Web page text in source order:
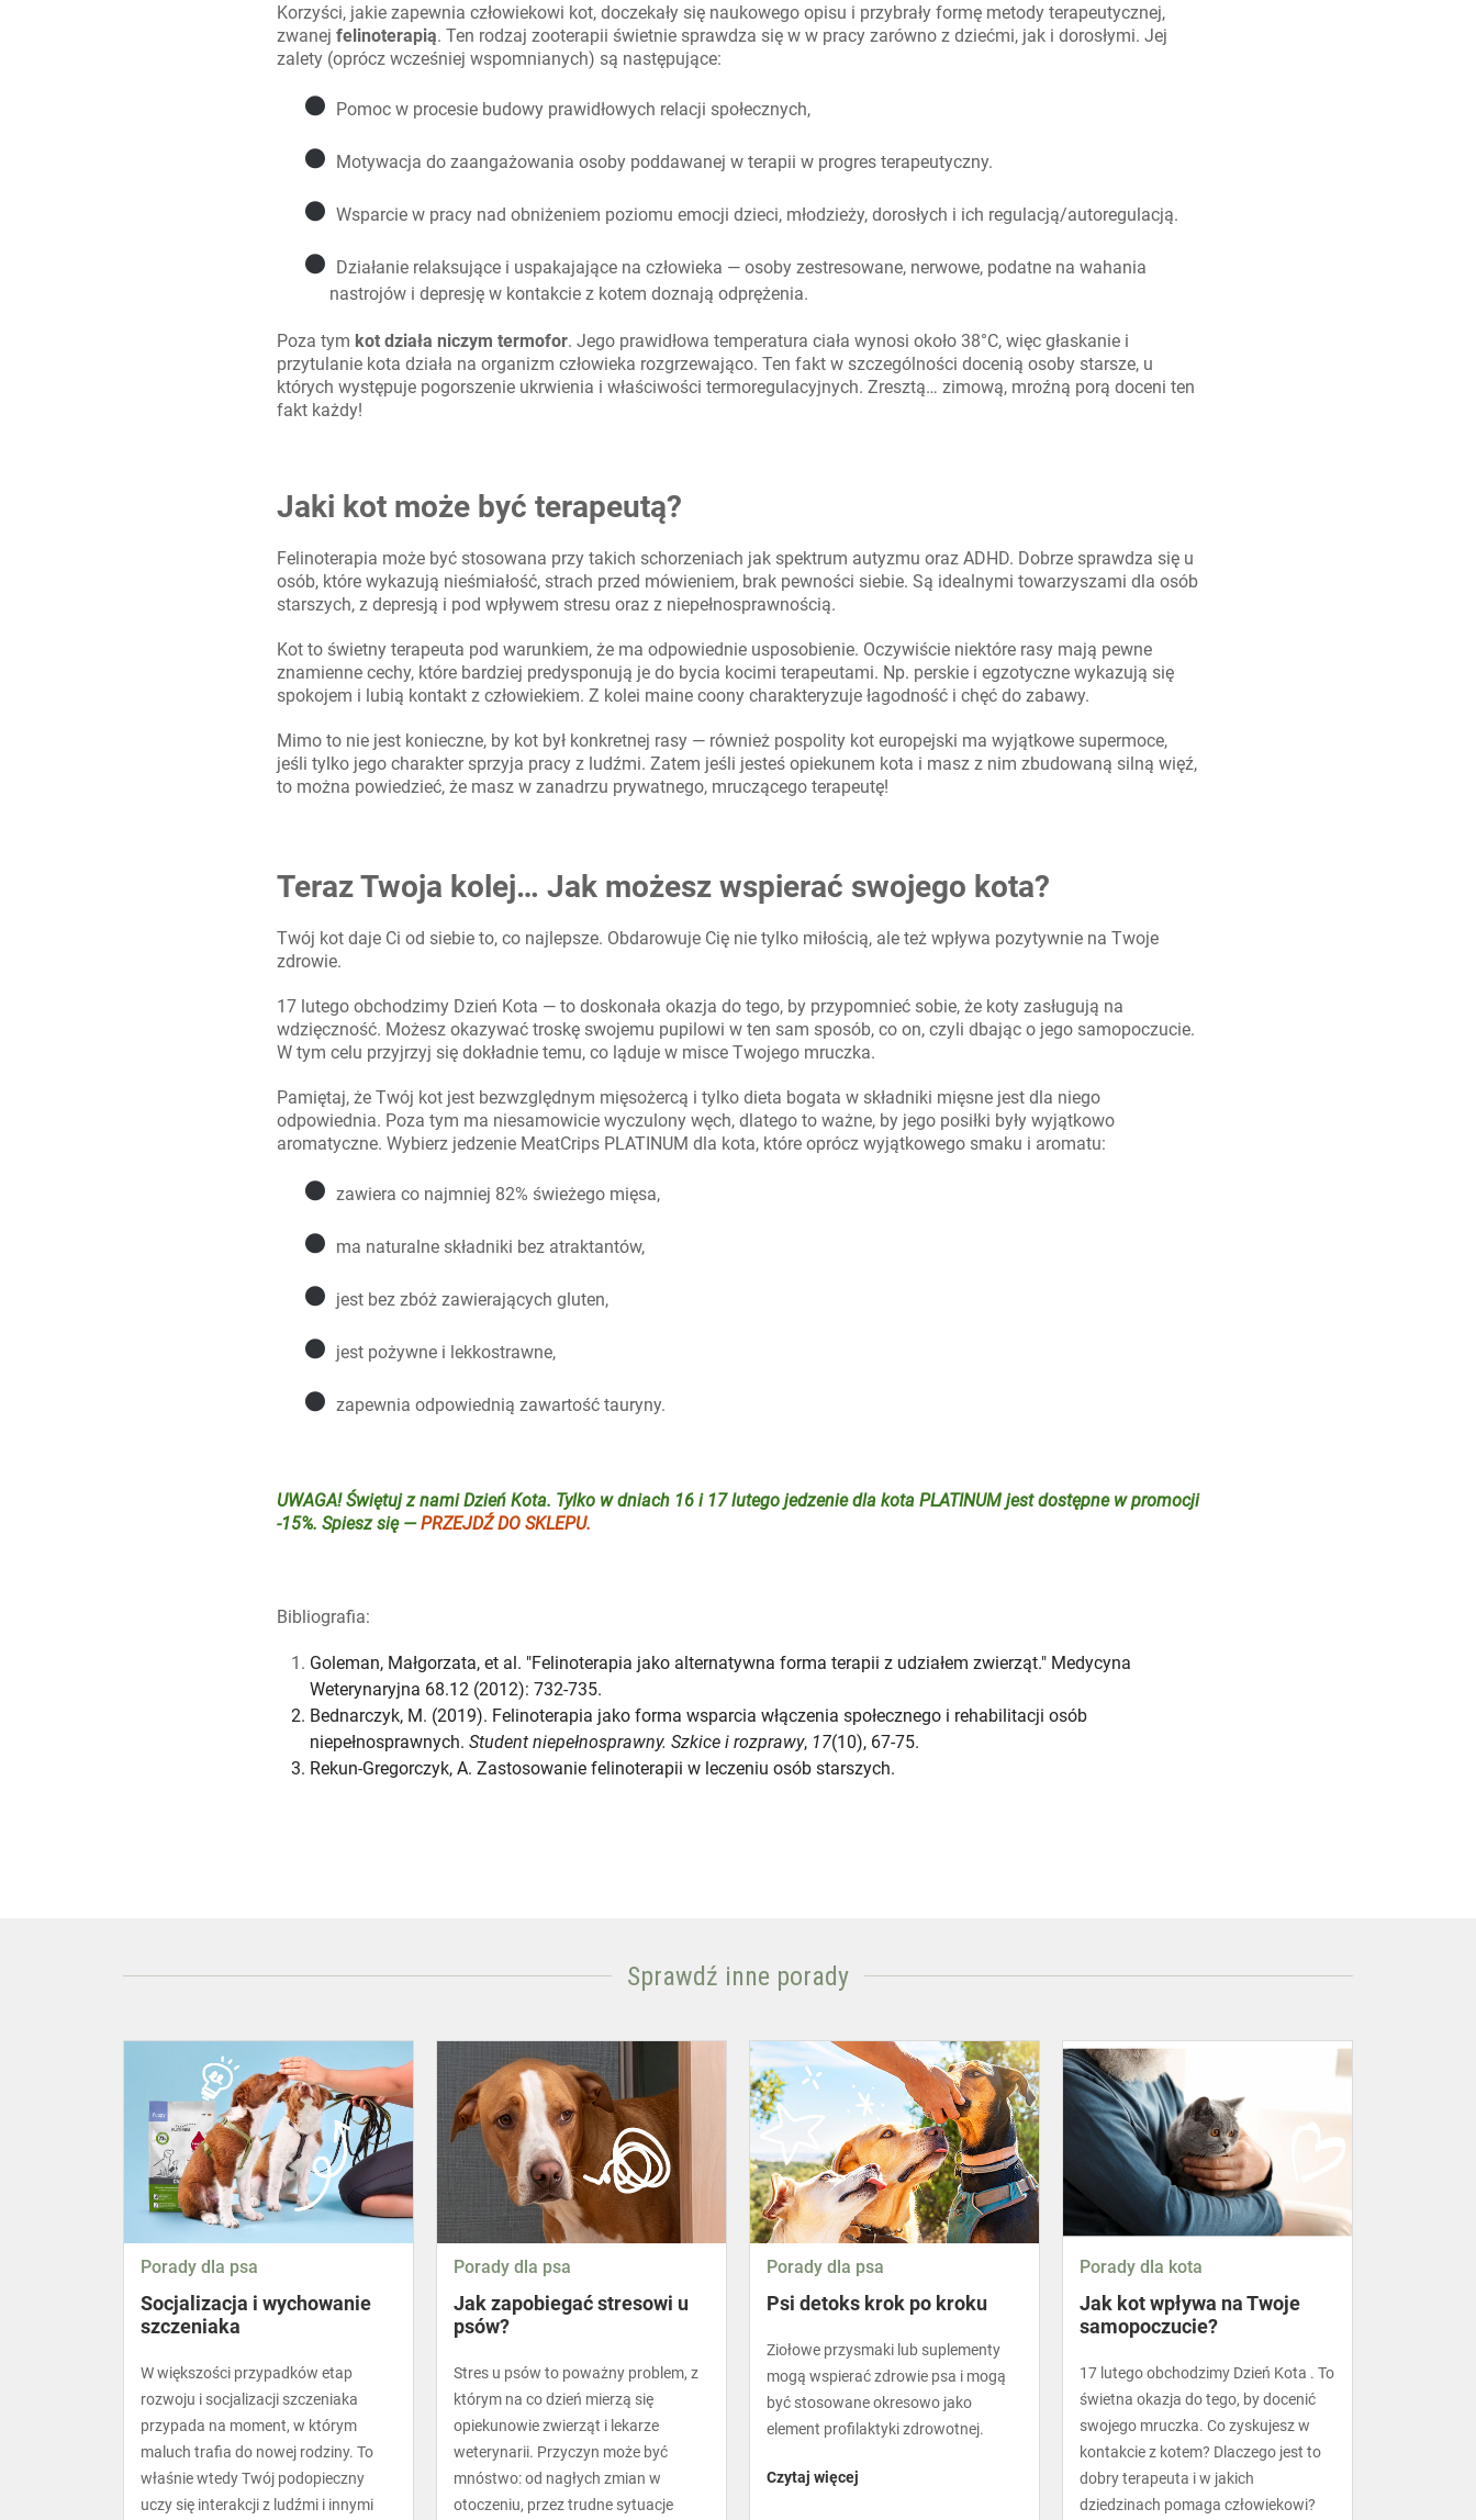
Korzyści, jakie zapewnia człowiekowi kot, doczekały się naukowego opisu i przybrały formę metody terapeutycznej,
zwanej felinoterapią. Ten rodzaj zooterapii świetnie sprawdza się w w pracy zarówno z dziećmi, jak i dorosłymi. Jej
zalety (oprócz wcześniej wspomnianych) są następujące:
● Pomoc w procesie budowy prawidłowych relacji społecznych,
● Motywacja do zaangażowania osoby poddawanej w terapii w progres terapeutyczny.
● Wsparcie w pracy nad obniżeniem poziomu emocji dzieci, młodzieży, dorosłych i ich regulacją/autoregulacją.
● Działanie relaksujące i uspakajające na człowieka — osoby zestresowane, nerwowe, podatne na wahania
nastrojów i depresję w kontakcie z kotem doznają odprężenia.
Poza tym kot działa niczym termofor. Jego prawidłowa temperatura ciała wynosi około 38°C, więc głaskanie i
przytulanie kota działa na organizm człowieka rozgrzewająco. Ten fakt w szczególności docenią osoby starsze, u
których występuje pogorszenie ukrwienia i właściwości termoregulacyjnych. Zresztą… zimową, mroźną porą doceni ten
fakt każdy!
Jaki kot może być terapeutą?
Felinoterapia może być stosowana przy takich schorzeniach jak spektrum autyzmu oraz ADHD. Dobrze sprawdza się u
osób, które wykazują nieśmiałość, strach przed mówieniem, brak pewności siebie. Są idealnymi towarzyszami dla osób
starszych, z depresją i pod wpływem stresu oraz z niepełnosprawnością.
Kot to świetny terapeuta pod warunkiem, że ma odpowiednie usposobienie. Oczywiście niektóre rasy mają pewne
znamienne cechy, które bardziej predysponują je do bycia kocimi terapeutami. Np. perskie i egzotyczne wykazują się
spokojem i lubią kontakt z człowiekiem. Z kolei maine coony charakteryzuje łagodność i chęć do zabawy.
Mimo to nie jest konieczne, by kot był konkretnej rasy — również pospolity kot europejski ma wyjątkowe supermoce,
jeśli tylko jego charakter sprzyja pracy z ludźmi. Zatem jeśli jesteś opiekunem kota i masz z nim zbudowaną silną więź,
to można powiedzieć, że masz w zanadrzu prywatnego, mruczącego terapeutę!
Teraz Twoja kolej… Jak możesz wspierać swojego kota?
Twój kot daje Ci od siebie to, co najlepsze. Obdarowuje Cię nie tylko miłością, ale też wpływa pozytywnie na Twoje
zdrowie.
17 lutego obchodzimy Dzień Kota — to doskonała okazja do tego, by przypomnieć sobie, że koty zasługują na
wdzięczność. Możesz okazywać troskę swojemu pupilowi w ten sam sposób, co on, czyli dbając o jego samopoczucie.
W tym celu przyjrzyj się dokładnie temu, co ląduje w misce Twojego mruczka.
Pamiętaj, że Twój kot jest bezwzględnym mięsożercą i tylko dieta bogata w składniki mięsne jest dla niego
odpowiednia. Poza tym ma niesamowicie wyczulony węch, dlatego to ważne, by jego posiłki były wyjątkowo
aromatyczne. Wybierz jedzenie MeatCrips PLATINUM dla kota, które oprócz wyjątkowego smaku i aromatu:
● zawiera co najmniej 82% świeżego mięsa,
● ma naturalne składniki bez atraktantów,
● jest bez zbóż zawierających gluten,
● jest pożywne i lekkostrawne,
● zapewnia odpowiednią zawartość tauryny.
UWAGA! Świętuj z nami Dzień Kota. Tylko w dniach 16 i 17 lutego jedzenie dla kota PLATINUM jest dostępne w promocji
-15%. Spiesz się —PRZEJDŹ DO SKLEPU.
Bibliografia:
Goleman, Małgorzata, et al. "Felinoterapia jako alternatywna forma terapii z udziałem zwierząt." Medycyna
Weterynaryjna 68.12 (2012): 732-735.
Bednarczyk, M. (2019). Felinoterapia jako forma wsparcia włączenia społecznego i rehabilitacji osób
niepełnosprawnych. Student niepełnosprawny. Szkice i rozprawy, 17(10), 67-75.
Rekun-Gregorczyk, A. Zastosowanie felinoterapii w leczeniu osób starszych.
Sprawdź inne porady
Porady dla psa
Socjalizacja i wychowanie
szczeniaka
W większości przypadków etap
rozwoju i socjalizacji szczeniaka
przypada na moment, w którym
maluch trafia do nowej rodziny. To
właśnie wtedy Twój podopieczny
uczy się interakcji z ludźmi i innymi
Porady dla psa
Jak zapobiegać stresowi u
psów?
Stres u psów to poważny problem, z
którym na co dzień mierzą się
opiekunowie zwierząt i lekarze
weterynarii. Przyczyn może być
mnóstwo: od nagłych zmian w
otoczeniu, przez trudne sytuacje
Porady dla psa
Psi detoks krok po kroku
Ziołowe przysmaki lub suplementy
mogą wspierać zdrowie psa i mogą
być stosowane okresowo jako
element profilaktyki zdrowotnej.
Czytaj więcej
Porady dla kota
Jak kot wpływa na Twoje
samopoczucie?
17 lutego obchodzimy Dzień Kota . To
świetna okazja do tego, by docenić
swojego mruczka. Co zyskujesz w
kontakcie z kotem? Dlaczego jest to
dobry terapeuta i w jakich
dziedzinach pomaga człowiekowi?